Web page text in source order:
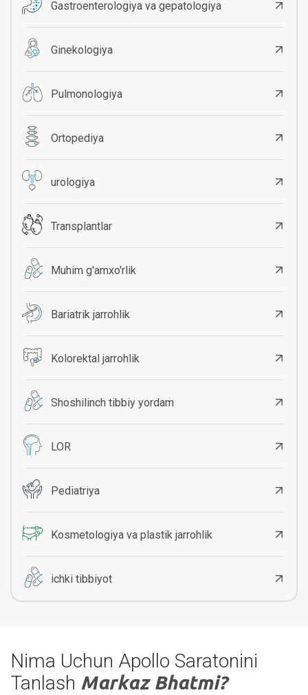
Gastroenterologiya va gepatologiya
Ginekologiya
Pulmonologiya
Ortopediya
urologiya
Transplantlar
Muhim g'amxo'rlik
Bariatrik jarrohlik
Kolorektal jarrohlik
Shoshilinch tibbiy yordam
LOR
Pediatriya
Kosmetologiya va plastik jarrohlik
ichki tibbiyot
Nima Uchun Apollo Saratonini
Tanlash Markaz Bhatmi?